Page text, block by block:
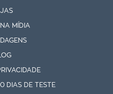
MÍDIA
DIAS DE TESTE